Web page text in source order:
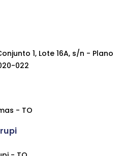
1, Lote 16A, s/n - Plano
022
- TO